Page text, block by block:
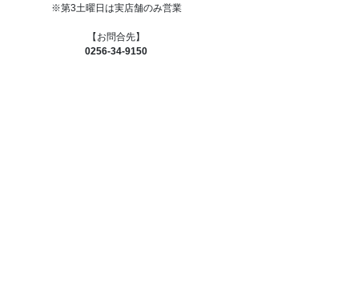
※第3土曜日は実店舗のみ営業
【お問合先】
0256-34-9150